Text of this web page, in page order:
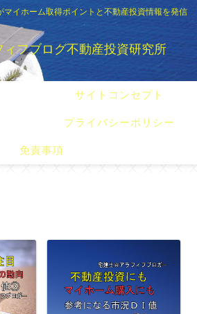
マイホーム取得ポイントと不動産投資情報を発信
ィフブログ不動産投資研究所
サイトコンセプト
プライバシーポリシー
免責事項